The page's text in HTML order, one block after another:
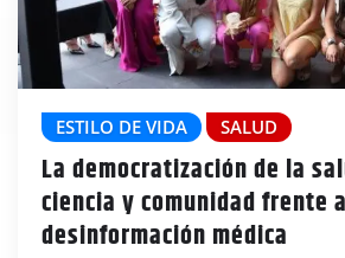
ESTILO DE VIDA SALUD
La democratización de la
ciencia y comunidad frente
desinformación médica